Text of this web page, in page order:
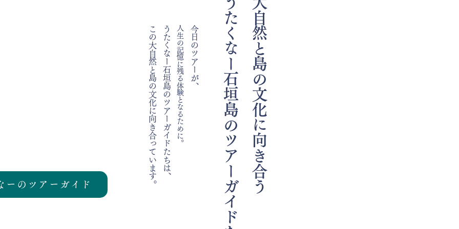
ーのツアーガイド 大自然と島の文化に向き合う
​うたくなー石垣島のツアーガイドたち
今日のツアーが、
人生の記憶に残る体験
​となるために。
うたくな
ー石垣島の
ツアーガイド​たちは、
この大自然と島の文化に向き合っています。